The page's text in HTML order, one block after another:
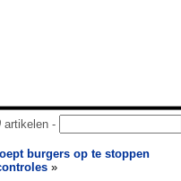
artikelen -
burgers op te stoppen
»